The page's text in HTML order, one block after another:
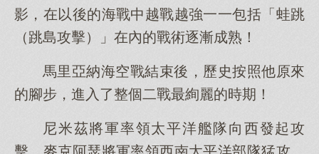
影，在以後的海戰中越戰越強一一包括「蛙跳
（跳島攻擊）」在內的戰術逐漸成熟！
馬里亞納海空戰結束後，歷史按照他原來
的腳步，進入了整個二戰最絢麗的時期！
尼米茲將軍率領太平洋艦隊向西發起攻